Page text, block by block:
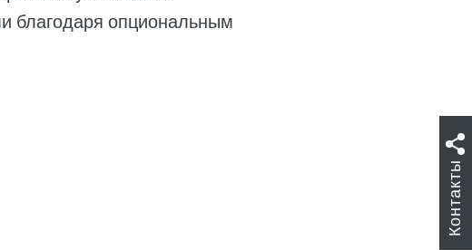
благодаря опциональным
Контакты